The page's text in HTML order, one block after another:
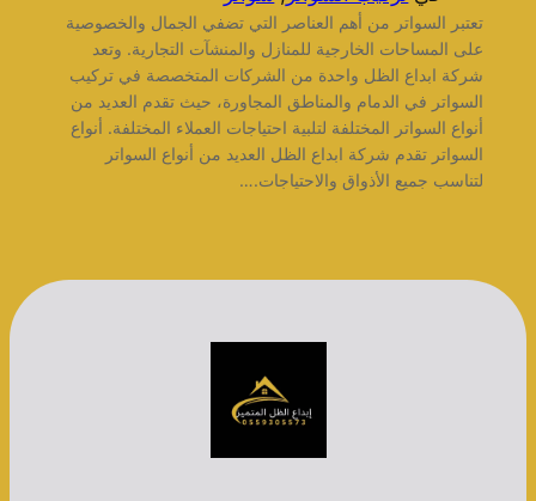
تعتبر السواتر من أهم العناصر التي تضفي الجمال والخصوصية
على المساحات الخارجية للمنازل والمنشآت التجارية. وتعد
شركة ابداع الظل واحدة من الشركات المتخصصة في تركيب
السواتر في الدمام والمناطق المجاورة، حيث تقدم العديد من
أنواع السواتر المختلفة لتلبية احتياجات العملاء المختلفة. أنواع
السواتر تقدم شركة ابداع الظل العديد من أنواع السواتر
لتناسب جميع الأذواق والاحتياجات.…